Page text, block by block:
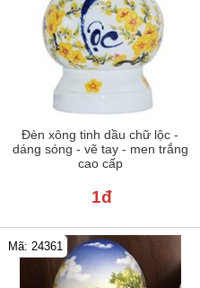
Đèn xông tinh dầu chữ lộc -
dáng sóng - vẽ tay - men trắng
cao cấp
1đ
Mã: 24361